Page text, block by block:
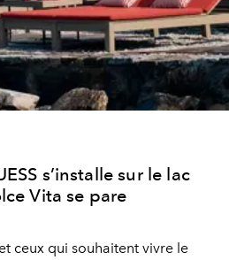
s’installe sur le lac
Vita se pare
ceux qui souhaitent vivre le